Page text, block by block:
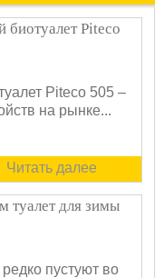
биотуалет Piteco
Piteco 505 –
на рынке...
Читать далее
туалет для зимы
пустуют во